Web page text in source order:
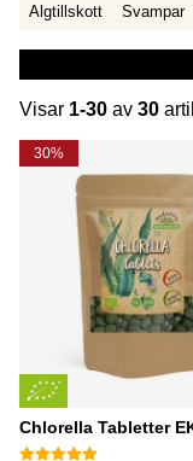
Algtillskott Svampar
Visar 1-30 av 30
Produkter
30%
Chlorella Tabletter